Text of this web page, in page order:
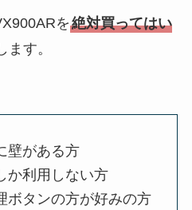
を絶対買ってはい
す。
壁がある方
か利用しない方
ボタンの方が好みの方